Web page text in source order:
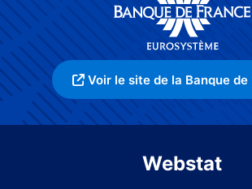
Voir le site de la Banque de
Webstat